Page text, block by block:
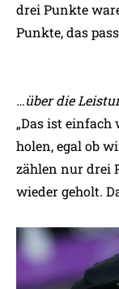
drei Punkte
Punkte, das
…über die
„Das ist
holen, egal ob
zählen nur drei
wieder geholt.